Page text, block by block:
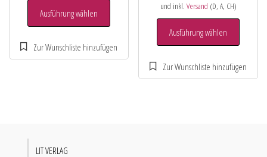
Ausführung wählen
und inkl. Versand (D, A, CH)
Ausführung wählen
LIT VERLAG